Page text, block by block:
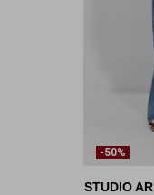
-50%
STUDIO AR